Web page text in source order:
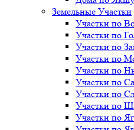
Земельные Участки
Участки по
Участки по
Участки по
Участки по
Участки по
Участки по
Участки по
Участки по
Участки по